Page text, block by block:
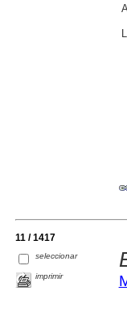
11 / 1417
seleccionar
imprimir